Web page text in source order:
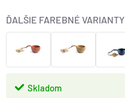
Skladom
ĎALŠIE FAREBNÉ VARIANTY